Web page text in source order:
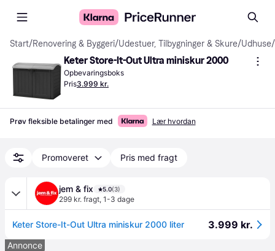
Start/Renovering & Byggeri/Udestuer, Tilbygninger & Skure/Udhuse/
Keter Store-It-Out Ultra miniskur 2000
Opbevaringsboks
Pris3.999 kr.
Prøv fleksible betalinger med Lær hvordan
Promoveret Pris med fragt
jem & fix 5.0(3)
299 kr. fragt, 1-3 dage
Keter Store-It-Out Ultra miniskur 2000 liter 3.999 kr.
Annonce